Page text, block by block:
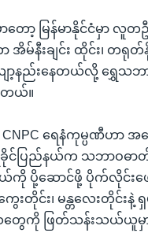
ာ့ မြန်မာနိုင်ငံမှာ လူတဦးခ
အိမ်နီးချင်း ထိုင်း၊ တရုတ်
ော့နည်းနေတယ်လို့ ရွှေသ
တယ်။
ရေနံကုမ္ပဏီဟာ
ခိုင်ပြည်နယ်က သဘာဝဓ
ယ်ကို ပို့ဆောင်ဖို့ ပိုက်လိုင်းဖ
းတိုင်း၊ မန္တလေးတိုင်းနဲ့
သတွေကို ဖြတ်သန်းသယ်ယူမှာ